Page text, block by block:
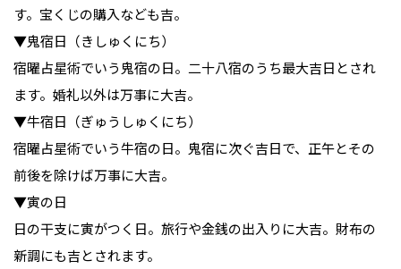
す。宝くじの購入なども吉。
▼鬼宿日（きしゅくにち）
宿曜占星術でいう鬼宿の日。二十八宿のうち最大吉日とされ
ます。婚礼以外は万事に大吉。
▼牛宿日（ぎゅうしゅくにち）
宿曜占星術でいう牛宿の日。鬼宿に次ぐ吉日で、正午とその
前後を除けば万事に大吉。
▼寅の日
日の干支に寅がつく日。旅行や金銭の出入りに大吉。財布の
新調にも吉とされます。